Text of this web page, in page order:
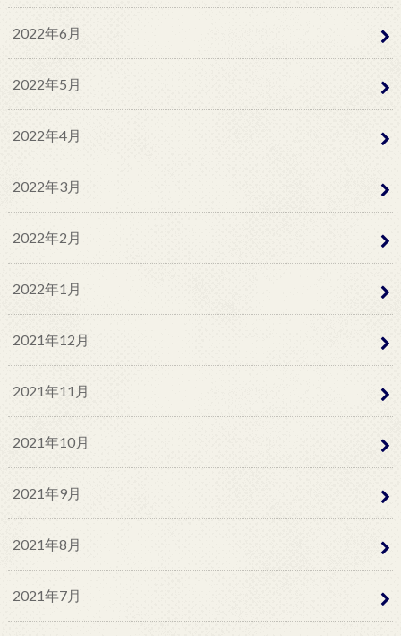
2022年6月
2022年5月
2022年4月
2022年3月
2022年2月
2022年1月
2021年12月
2021年11月
2021年10月
2021年9月
2021年8月
2021年7月